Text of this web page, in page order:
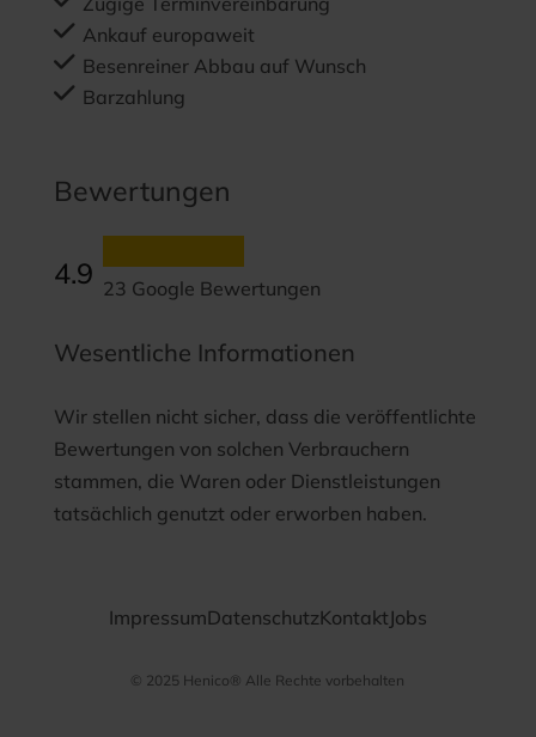
Ankauf europaweit
Besenreiner Abbau auf Wunsch
Barzahlung
Bewertungen
4.9 23 Google Bewertungen
Wesentliche Informationen
Wir stellen nicht sicher, dass die veröffentlichte
Bewertungen von solchen Verbrauchern
stammen, die Waren oder Dienstleistungen
tatsächlich genutzt oder erworben haben.
ImpressumDatenschutzKontakt Jobs
© 2025 Henico® Alle Rechte vorbehalten